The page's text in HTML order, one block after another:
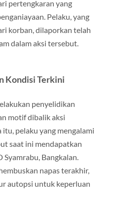
pertengkaran yang
Pelaku, yang
korban, dilaporkan telah
dalam aksi tersebut.
Kondisi Terkini
penyelidikan
motif dibalik aksi
itu, pelaku yang mengalami
saat ini mendapatkan
Bangkalan.
napas terakhir,
autopsi untuk keperluan